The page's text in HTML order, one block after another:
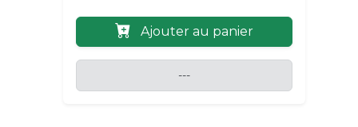
Ajouter au panier
---